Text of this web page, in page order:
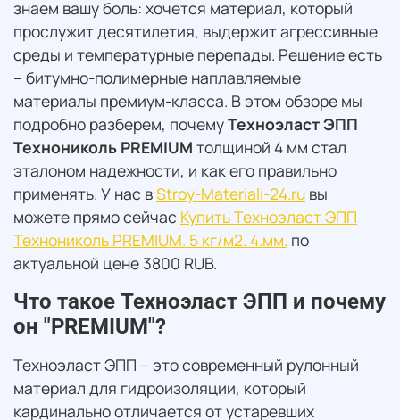
знаем вашу боль: хочется материал, который
прослужит десятилетия, выдержит агрессивные
среды и температурные перепады. Решение есть
– битумно-полимерные наплавляемые
материалы премиум-класса. В этом обзоре мы
подробно разберем, почемуТехноэласт ЭПП
Технониколь PREMIUM толщиной 4 мм стал
эталоном надежности, и как его правильно
применять. У нас вStroy-Materiali-24.ru вы
можете прямо сейчас Купить Техноэласт ЭПП
Технониколь PREMIUM. 5 кг/м2. 4.мм. по
актуальной цене 3800 RUB.
Что такое Техноэласт ЭПП и почему
он "PREMIUM"?
Техноэласт ЭПП – это современный рулонный
материал для гидроизоляции, который
кардинально отличается от устаревших